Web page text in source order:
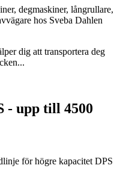
dig att transportera deg
- upp till 4500